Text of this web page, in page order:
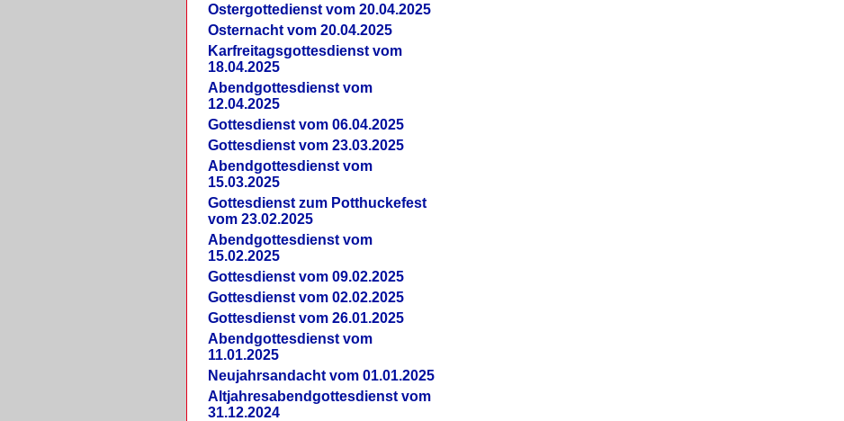
Ostergottedienst vom 20.04.2025
Osternacht vom 20.04.2025
Karfreitagsgottesdienst vom
18.04.2025
Abendgottesdienst vom
12.04.2025
Gottesdienst vom 06.04.2025
Gottesdienst vom 23.03.2025
Abendgottesdienst vom
15.03.2025
Gottesdienst zum Potthuckefest
vom 23.02.2025
Abendgottesdienst vom
15.02.2025
Gottesdienst vom 09.02.2025
Gottesdienst vom 02.02.2025
Gottesdienst vom 26.01.2025
Abendgottesdienst vom
11.01.2025
Neujahrsandacht vom 01.01.2025
Altjahresabendgottesdienst vom
31.12.2024